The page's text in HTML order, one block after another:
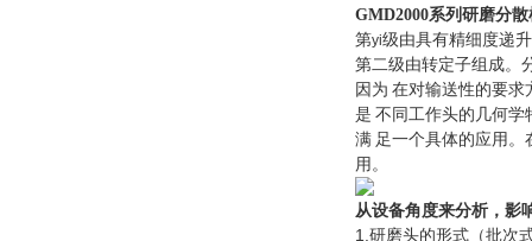
GMD2000系列研磨分
第yi级由具有精细度递
第二级由转定子组成。
因为 在对输送性的要求
是 不同工作头的几何学
满 足一个具体的应用
用。
从设备角度来分析，影
1.研磨头的形式（批次